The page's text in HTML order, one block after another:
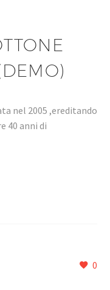
nel 2005 ,ereditando
40 anni di
0